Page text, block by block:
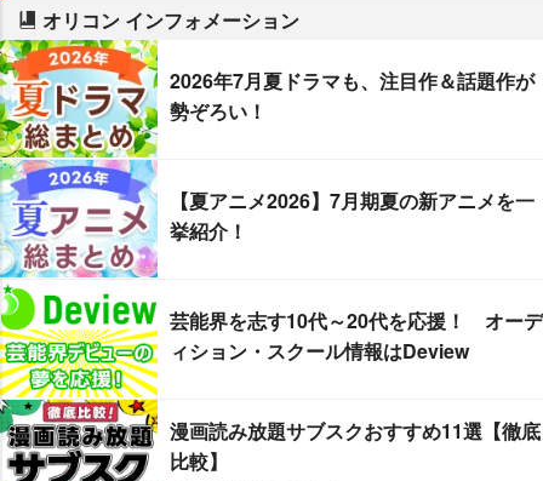
オリコン インフォメーション
2026年7月夏ドラマも、注目作＆話題作が
勢ぞろい！
【夏アニメ2026】7月期夏の新アニメを一
挙紹介！
芸能界を志す10代～20代を応援！ オーデ
ィション・スクール情報はDeview
漫画読み放題サブスクおすすめ11選【徹底
比較】